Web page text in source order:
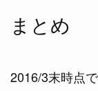
まとめ
2016/3末時点